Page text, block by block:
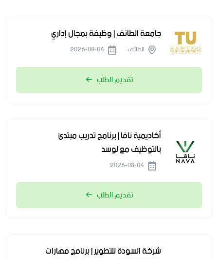
جامعة الطائف | وظيفة بمجال إداري
الطائف
تقديم الطلب
أكاديمية نافا | برنامج تدريب مبتدئ
بالتوظيف مع لوسد
تقديم الطلب
شركة السودة للتطوير | برنامج مهارات